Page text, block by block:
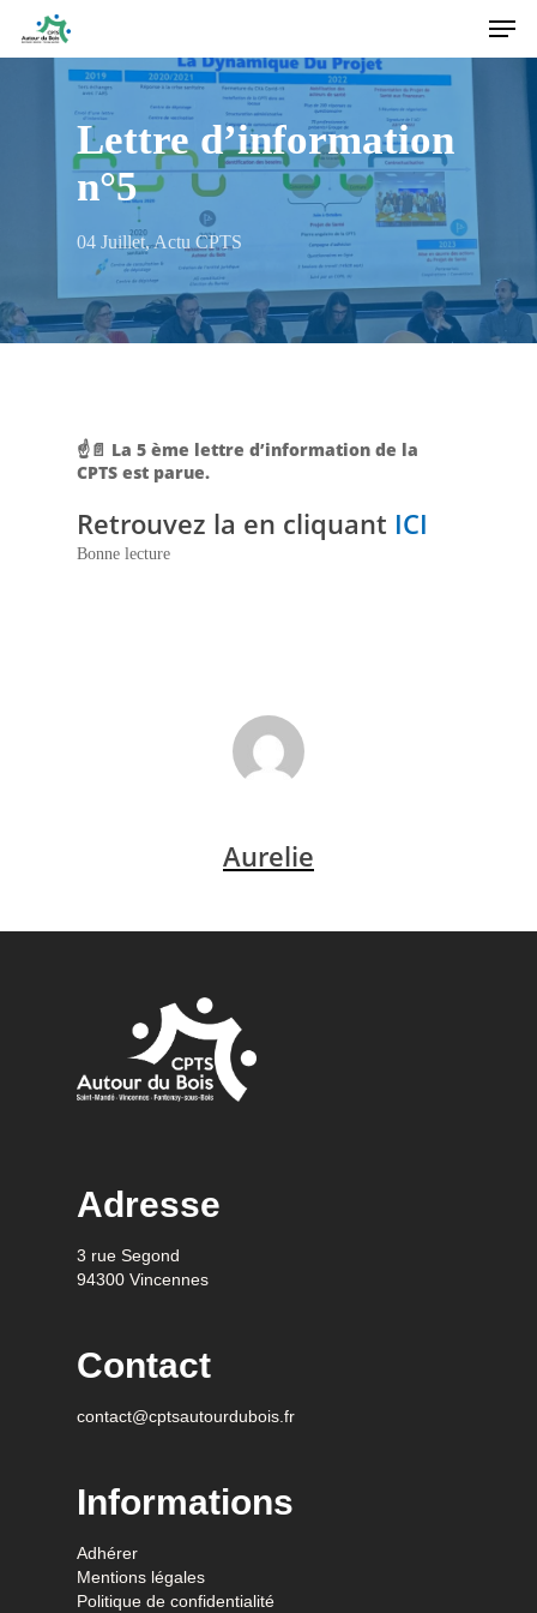
Menu
Lettre d’information
n°5
04 Juillet,Actu CPTS
☝️📄 La 5 ème lettre d’information de la
CPTS est parue.
Retrouvez la en cliquant ICI
Bonne lecture
Aurelie
Adresse
3 rue Segond
94300 Vincennes
Contact
contact@cptsautourdubois.fr
Informations
Adhérer
Mentions légales
Politique de confidentialité